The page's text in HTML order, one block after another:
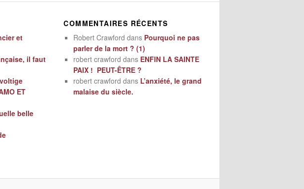
et
il faut
ET
belle
COMMENTAIRES RÉCENTS
Robert Crawford dans Pourquoi ne pas
parler de la mort ? (1)
robert crawford dans ENFIN LA SAINTE
PAIX ! PEUT-ÊTRE ?
robert crawford dans L’anxiété, le grand
malaise du siècle.